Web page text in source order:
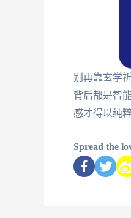
别再靠玄学
背后都是智
感才得以纯
Spread the